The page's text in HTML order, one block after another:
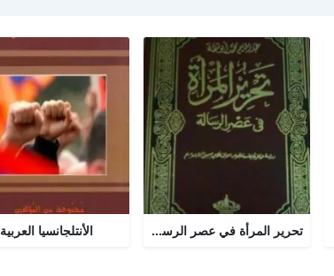
تحرير المرأة في عصر الرسالة جــ 2 الأنتلجانسيا العربية